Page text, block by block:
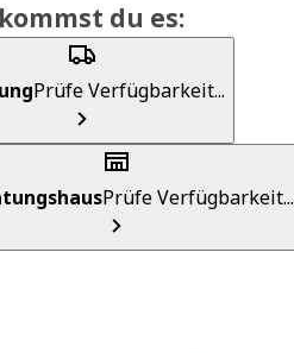
du es:
Prüfe Verfügbarkeit...
Prüfe Verfügbarkeit...